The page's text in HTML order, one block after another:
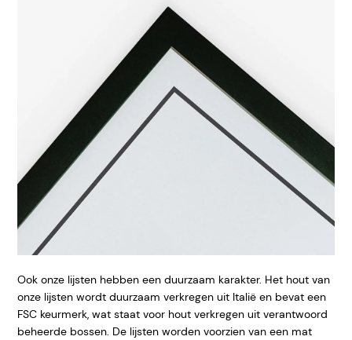
Ook onze lijsten hebben een duurzaam karakter. Het hout van
onze lijsten wordt duurzaam verkregen uit Italië en bevat een
FSC keurmerk, wat staat voor hout verkregen uit verantwoord
beheerde bossen. De lijsten worden voorzien van een mat